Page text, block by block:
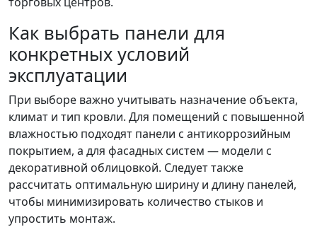
Как выбрать панели для
конкретных условий
эксплуатации
При выборе важно учитывать назначение объекта,
климат и тип кровли. Для помещений с повышенной
влажностью подходят панели с антикоррозийным
покрытием, а для фасадных систем — модели с
декоративной облицовкой. Следует также
рассчитать оптимальную ширину и длину панелей,
чтобы минимизировать количество стыков и
упростить монтаж.